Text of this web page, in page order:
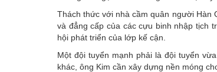
Thách thức với nhà cầm quân người Hàn
và đẳng cấp của các cựu binh nhập tịch
hội phát triển của lớp kế cận.
Một đội tuyển mạnh phải là đội tuyển
khác, ông Kim cần xây dựng nền móng